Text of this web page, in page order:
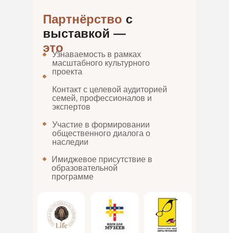
Узнаваемость в рамках
масштабного культурного
проекта
Контакт с целевой аудиторией
семей, профессионалов и
экспертов
Участие в формировании
общественного диалога о
наследии
Имиджевое присутствие в
образовательной
программе
Партнёрство с
выставкой —
это